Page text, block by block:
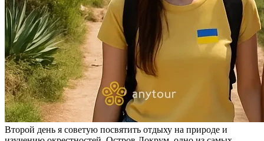
Второй день я советую посвятить отдыху на природе и